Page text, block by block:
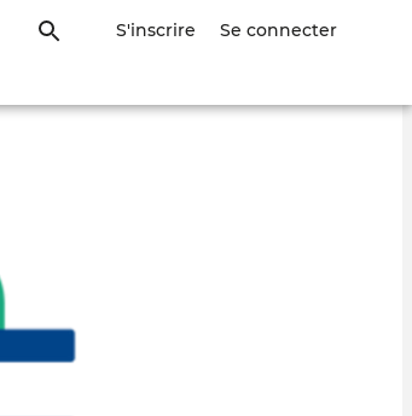
S'inscrire Se connecter